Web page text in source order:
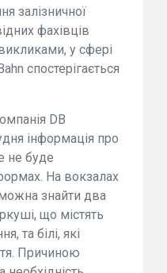
залізничної
фахівців
у сфері
спостерігається
DB
інформація про
не буде
На вокзалах
знайти два
що містять
та білі, які
Причиною